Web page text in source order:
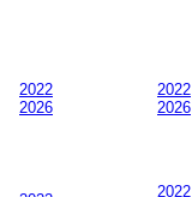
2022
2026
2022
2026
2022